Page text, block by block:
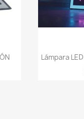

Lámpara